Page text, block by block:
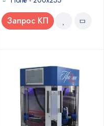
Запрос КП